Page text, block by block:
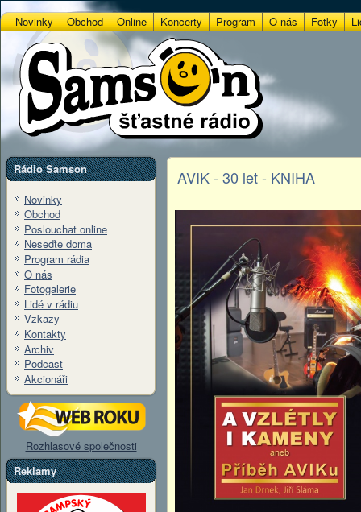
Novinky Obchod Online Koncerty Program O nás Fotky
Rádio Samson
Novinky
Obchod
Poslouchat online
Neseďte doma
Program rádia
O nás
Fotogalerie
Lidé v rádiu
Vzkazy
Kontakty
Archiv
Podcast
Akcionáři
Rozhlasové společnosti
Reklamy
AVIK - 30 let - KNIHA